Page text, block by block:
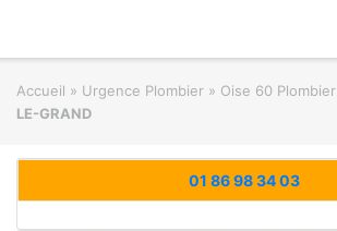
Accueil » Urgence Plombier » Oise 60 Plombier
LE-GRAND
01 86 98 34 03